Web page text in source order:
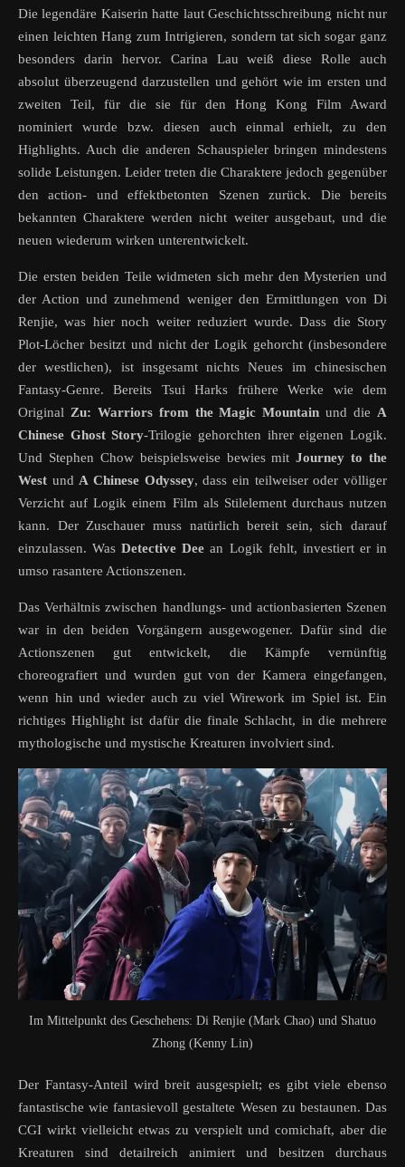
Die legendäre Kaiserin hatte laut Geschichtsschreibung nicht nur
einen leichten Hang zum Intrigieren, sondern tat sich sogar ganz
besonders darin hervor. Carina Lau weiß diese Rolle auch
absolut überzeugend darzustellen und gehört wie im ersten und
zweiten Teil, für die sie für den Hong Kong Film Award
nominiert wurde bzw. diesen auch einmal erhielt, zu den
Highlights. Auch die anderen Schauspieler bringen mindestens
solide Leistungen. Leider treten die Charaktere jedoch gegenüber
den action- und effektbetonten Szenen zurück. Die bereits
bekannten Charaktere werden nicht weiter ausgebaut, und die
neuen wiederum wirken unterentwickelt.
Die ersten beiden Teile widmeten sich mehr den Mysterien und
der Action und zunehmend weniger den Ermittlungen von Di
Renjie, was hier noch weiter reduziert wurde. Dass die Story
Plot-Löcher besitzt und nicht der Logik gehorcht (insbesondere
der westlichen), ist insgesamt nichts Neues im chinesischen
Fantasy-Genre. Bereits Tsui Harks frühere Werke wie dem
Original Zu: Warriors from the Magic Mountain und dieA
Chinese Ghost Story-Trilogie gehorchten ihrer eigenen Logik.
Und Stephen Chow beispielsweise bewies mitJourney to the
West undA Chinese Odyssey, dass ein teilweiser oder völliger
Verzicht auf Logik einem Film als Stilelement durchaus nutzen
kann. Der Zuschauer muss natürlich bereit sein, sich darauf
einzulassen. WasDetective Dee an Logik fehlt, investiert er in
umso rasantere Actionszenen.
Das Verhältnis zwischen handlungs- und actionbasierten Szenen
war in den beiden Vorgängern ausgewogener. Dafür sind die
Actionszenen gut entwickelt, die Kämpfe vernünftig
choreografiert und wurden gut von der Kamera eingefangen,
wenn hin und wieder auch zu viel Wirework im Spiel ist. Ein
richtiges Highlight ist dafür die finale Schlacht, in die mehrere
mythologische und mystische Kreaturen involviert sind.
Im Mittelpunkt des Geschehens: Di Renjie (Mark Chao) und Shatuo
Zhong (Kenny Lin)
Der Fantasy-Anteil wird breit ausgespielt; es gibt viele ebenso
fantastische wie fantasievoll gestaltete Wesen zu bestaunen. Das
CGI wirkt vielleicht etwas zu verspielt und comichaft, aber die
Kreaturen sind detailreich animiert und besitzen durchaus